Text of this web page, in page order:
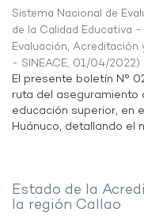
Sistema Nacional de
de la Calidad Educativa -
Evaluación,
- SINEACE, 01/04/2022)
El presente boletín N°
ruta del
educación superior, en
Huánuco, detallando el
Estado de la
la región Callao